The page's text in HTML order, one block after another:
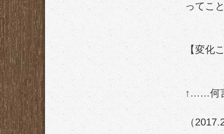
ってこ
【変化
↑……何
（